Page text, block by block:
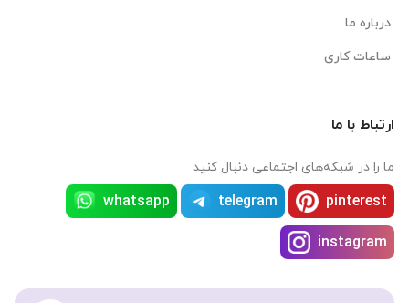
درباره ما
ساعات کاری
ارتباط با ما
ما را در شبکه‌های اجتماعی دنبال کنید
pinterest
telegram
whatsapp
instagram